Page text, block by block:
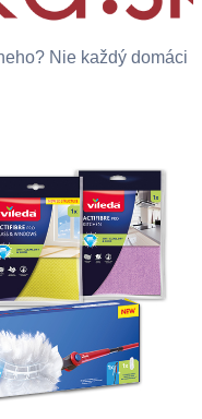
Nie každý domáci